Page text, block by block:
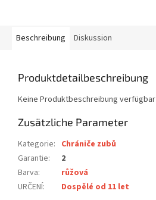
Beschreibung Diskussion
Produktdetailbeschreibung
Keine Produktbeschreibung verfügbar
Zusätzliche Parameter
Kategorie: Chrániče zubů
Garantie:
2
Barva:
růžová
URČENÍ: Dospělé od 11 let